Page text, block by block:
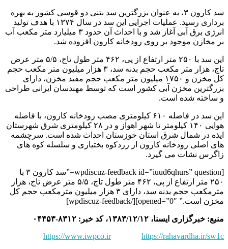
سد کارون ۳، به عنوان بزرگترین سد بتنی دو قوسی کشور به بهره
برداری رسید. عملیات اجرایی این سد در سال ۱۳۷۴ با هدف تولید
انرژی برق آبی آغاز شد و با احداث آن حدود ۳ میلیارد متر مکعب آب
بر مخازن موجود بر روی رودخانه کارون افزوده شد.
این سد با ۲۵۰ متر ارتفاع از پی، ۴۶۲ متر طول تاج، ۵/۵ متر عرض
تاج، هزار متر مکعب حجم بدنه سد، ۳ هزار میلیون متر مکعب حجم
کل مخزن و ۱۷۵۰ میلیون متر مکعب حجم مفید مخزن، دارای
بزرگترین مخزن آبی کشور است که توسط مهندسان ایرانی طراحی
و ساخته شده است.
این سد در فاصله ۶۱۰ کیلومتری مصب رودخانه کارون، با فاصله
هوایی ۱۴۰ کیلومتر تا شهر اهواز و در ۲۸ کیلومتری شرق شهرستان
ایذه در شمال شرق استان خوزستان احداث شده است. سرچشمه
های اصلی رودخانه کارون از زردکوه بختیاری و سلسله کوه های
زاگرس نشات می گیرد.
[wpdiscuz-feedback id=”iuud6qhurs” question=”سد کارون ۳ با
۲۵۰ متر ارتفاع از پی، ۴۶۲ متر طول تاج، ۵/۵ متر عرض تاج، هزار
مترمکعب حجم بدنه سد، دارای ۳ هزار میلیون مترمکعب حجم کل
مخزن است.” opened=”0″][/wpdiscuz-feedback]
منبع: خبرگزاری ایسنا، ۱۳۸۳/۱۲/۱۲، کد خبر: ۸۳۱۲-۰۴۴۵۳
https://www.iwpco.ir
https://rahavardha.ir/sw1c